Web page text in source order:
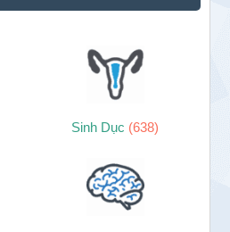
Sinh Dục (638)